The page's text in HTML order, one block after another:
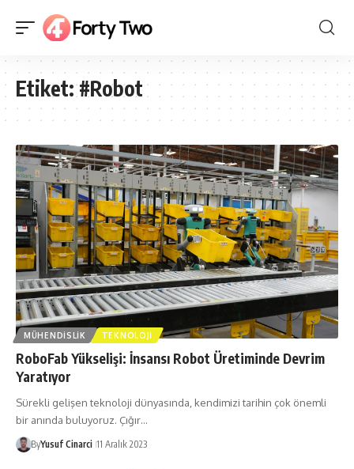
Etiket:#Robot
MÜHENDISLIK TEKNOLOJI
RoboFab Yükselişi: İnsansı Robot Üretiminde Devrim
Yaratıyor
Sürekli gelişen teknoloji dünyasında, kendimizi tarihin çok önemli
bir anında buluyoruz. Çığır…
ByYusuf Cinarci 11 Aralık 2023